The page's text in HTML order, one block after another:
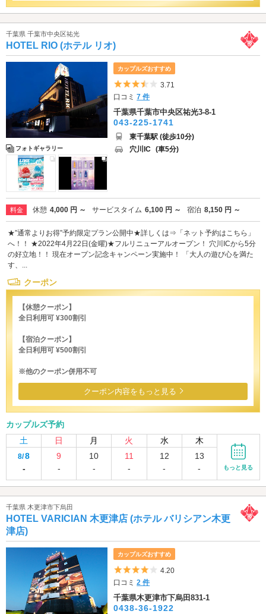
千葉県 千葉市中央区祐光
HOTEL RIO (ホテル リオ)
フォトギャラリー
カップルズおすすめ
5つ星のうち3.5
3.71
口コミ7 件
千葉県千葉市中央区祐光3-8-1
043-225-1741
東千葉駅 (徒歩10分)
穴川IC (車5分)
料金 休憩 4,000 円 ～ サービスタイム 6,100 円 ～ 宿泊 8,150 円 ～
★”通常よりお得”予約限定プラン公開中★詳しくは⇒「ネット予約はこちら」
へ！！ ★2022年4月22日(金曜)★フルリニューアルオープン！ 穴川ICから5分
の好立地！！ 現在オープン記念キャンペーン実施中！ 「大人の遊び心を満た
す、...
クーポン
【休憩クーポン】
全日利用可 ¥300割引
【宿泊クーポン】
全日利用可 ¥500割引
※他のクーポン併用不可
クーポン内容をもっと見る
カップルズ予約
土
日 月 火 水 木
8/8
-
9
-
10
-
11
-
12
-
13
-
もっと見る
千葉県 木更津市下烏田
HOTEL VARICIAN 木更津店 (ホテル バリシアン木更
津店)
カップルズおすすめ
5つ星のうち4
4.20
口コミ2 件
千葉県木更津市下烏田831-1
0438-36-1922